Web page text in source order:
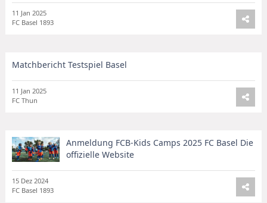
11 Jan 2025
FC Basel 1893
Matchbericht Testspiel Basel
11 Jan 2025
FC Thun
Anmeldung FCB-Kids Camps 2025 FC Basel Die
offizielle Website
15 Dez 2024
FC Basel 1893